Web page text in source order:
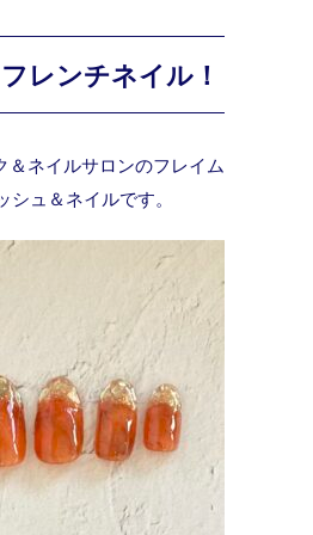
レンチネイル！
＆ネイルサロンのフレイム
シュ＆ネイルです。